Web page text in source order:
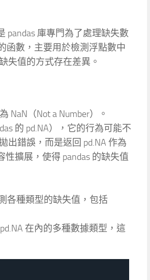
pandas 庫專門為了處理缺失數
函數，主要用於檢測浮點數中
失值的方式存在差異。
NaN（Not a Number）。
的 pd.NA），它的行為可能不
出錯誤，而是返回 pd.NA 作為
性擴展，使得 pandas 的缺失值
各種類型的缺失值，包括
在內的多種數據類型，這